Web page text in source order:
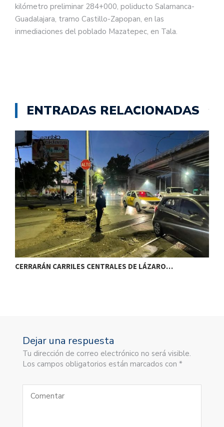
kilómetro preliminar 284+000, poliducto Salamanca-
Guadalajara, tramo Castillo-Zapopan, en las
inmediaciones del poblado Mazatepec, en Tala.
ENTRADAS RELACIONADAS
CERRARÁN CARRILES CENTRALES DE LÁZARO…
Dejar una respuesta
Tu dirección de correo electrónico no será visible.
Los campos obligatorios están marcados con *